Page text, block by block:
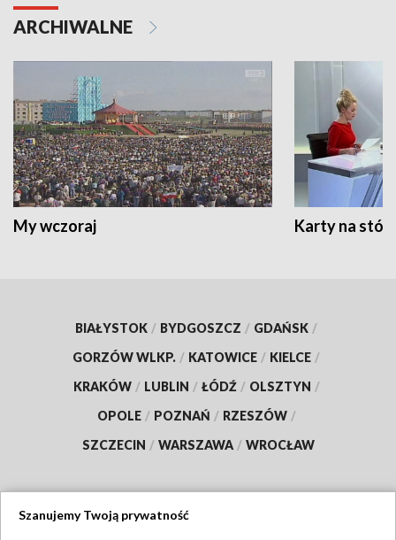
ARCHIWALNE
My wczoraj Karty na
BIAŁYSTOK / BYDGOSZCZ / GDAŃSK /
GORZÓW WLKP. / KATOWICE / KIELCE /
KRAKÓW / LUBLIN / ŁÓDŹ / OLSZTYN /
OPOLE / POZNAŃ / RZESZÓW /
SZCZECIN / WARSZAWA / WROCŁAW
Szanujemy Twoją prywatność